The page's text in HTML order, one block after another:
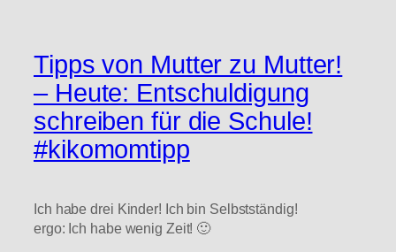
Tipps von Mutter zu Mutter!
– Heute: Entschuldigung
schreiben für die Schule!
#kikomomtipp
Ich habe drei Kinder! Ich bin Selbstständig!
ergo: Ich habe wenig Zeit! 🙂